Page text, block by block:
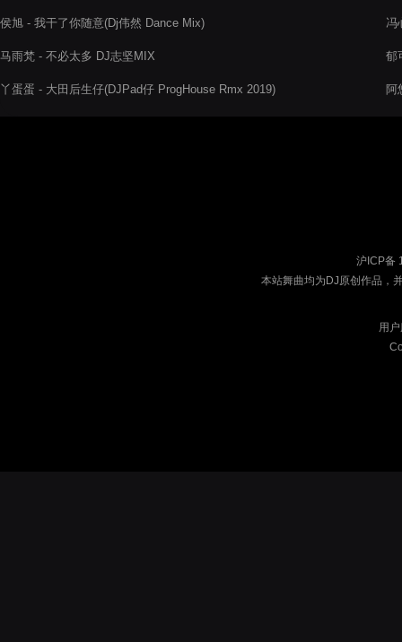
侯旭 - 我干了你随意(Dj伟然 Dance Mix)
马雨梵 - 不必太多 DJ志坚MIX
丫蛋蛋 - 大田后生仔(DJPad仔 ProgHouse Rmx 2019)
冯
郁
阿
沪ICP备
本站舞曲均为DJ原创作品，
用